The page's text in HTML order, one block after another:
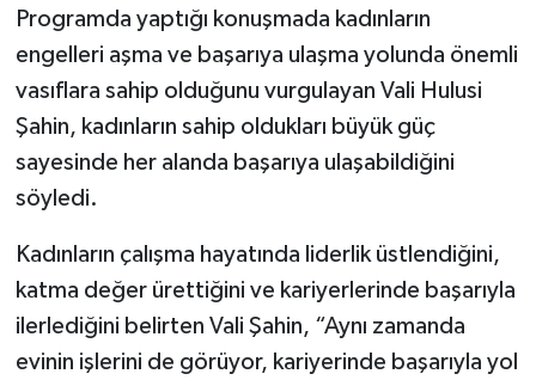
Programda yaptığı konuşmada kadınların
engelleri aşma ve başarıya ulaşma yolunda önemli
vasıflara sahip olduğunu vurgulayan Vali Hulusi
Şahin, kadınların sahip oldukları büyük güç
sayesinde her alanda başarıya ulaşabildiğini
söyledi.
Kadınların çalışma hayatında liderlik üstlendiğini,
katma değer ürettiğini ve kariyerlerinde başarıyla
ilerlediğini belirten Vali Şahin, “Aynı zamanda
evinin işlerini de görüyor, kariyerinde başarıyla yol